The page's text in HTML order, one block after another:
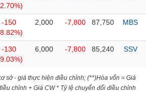
-150
2,000 -7,800 87,750 MBS
-130
6,000 -7,800 85,240 SSV
sở - giá thực hiện điều chỉnh; (**)Hòa vốn = Giá
chỉnh + Giá CW * Tỷ lệ chuyển đổi điều chỉnh